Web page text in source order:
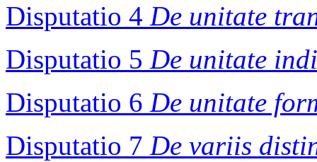
Disputatio 4 De unitate
Disputatio 5 De unitate
Disputatio 6 De unitate
Disputatio 7 De variis